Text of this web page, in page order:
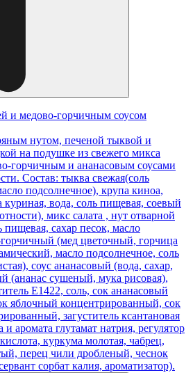
и медово-горчичным соусом
нутом, печеной тыквой и
на подушке из свежего микса
горчичным и ананасовым соусами
Состав: тыква свежая(соль
подсолнечное), крупа киноа,
куриная, вода, соль пищевая, соевый
микс салата , нут отварной
сахар песок, масло
(мед цветочный, горчица
масло подсолнечное, соль
соус ананасовый (вода, сахар,
(ананас сушеный, мука рисовая),
Е1422, соль, сок ананасовый
яблочный концентрированный, сок
загуститель ксантановая
и аромата глутамат натрия, регулятор
куркума молотая, чабрец,
перец чили дробленый, чеснок
сорбат калия, ароматизатор).